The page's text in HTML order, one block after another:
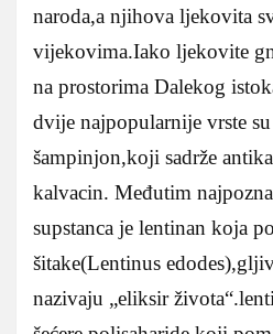
naroda,a njihova ljekovita
vijekovima.Iako ljekovite
na prostorima Dalekog
dvije najpopularnije vrste
šampinjon,koji sadrže
kalvacin. Međutim
supstanca je lentinan koja
šitake(Lentinus
nazivaju „eliksir